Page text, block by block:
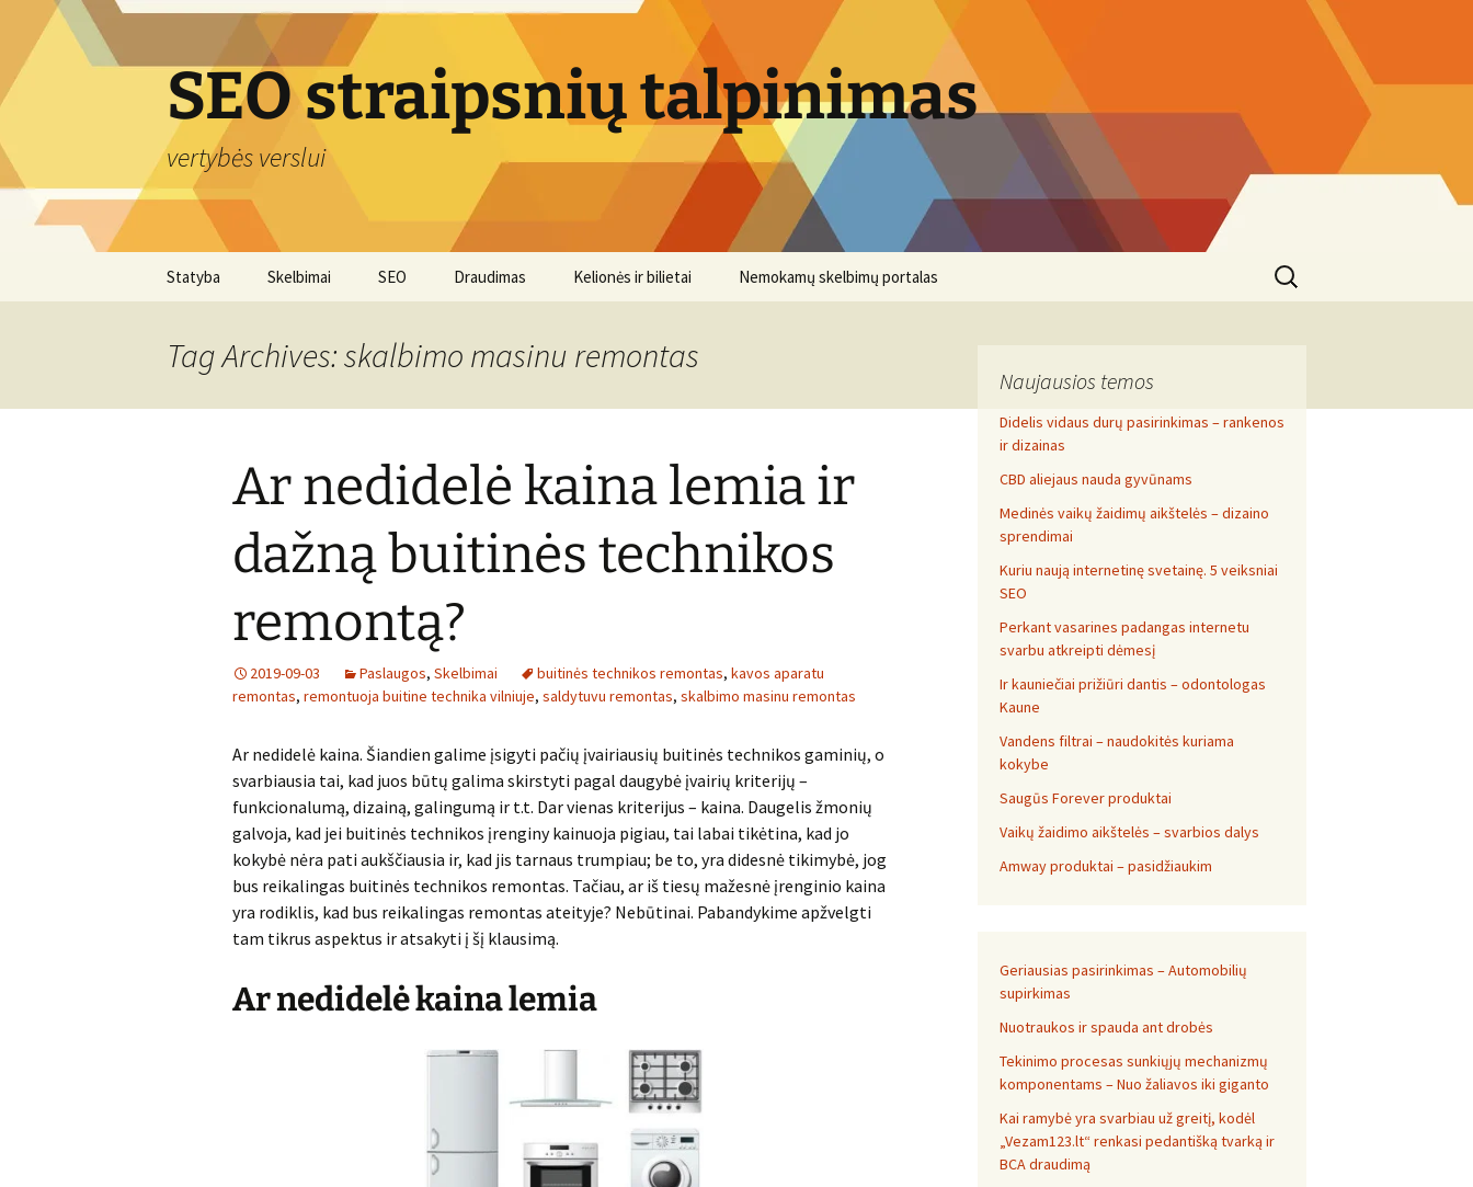
content
SEO straipsnių talpinimas
vertybės verslui
Statyba Skelbimai SEO Draudimas Kelionės ir bilietai Nemokamų skelbimų portalas
Search
for:
Tag Archives: skalbimo masinu remontas
Ar nedidelė kaina lemia ir
dažną buitinės technikos
remontą?
2019-09-03 Paslaugos, Skelbimai buitinės technikos remontas, kavos aparatu
remontas, remontuoja buitine technika vilniuje, saldytuvu remontas, skalbimo masinu remontas
Ar nedidelė kaina. Šiandien galime įsigyti pačių įvairiausių buitinės technikos gaminių, o
svarbiausia tai, kad juos būtų galima skirstyti pagal daugybė įvairių kriterijų –
funkcionalumą, dizainą, galingumą ir t.t. Dar vienas kriterijus – kaina. Daugelis žmonių
galvoja, kad jei buitinės technikos įrenginy kainuoja pigiau, tai labai tikėtina, kad jo
kokybė nėra pati aukščiausia ir, kad jis tarnaus trumpiau; be to, yra didesnė tikimybė, jog
bus reikalingas buitinės technikos remontas. Tačiau, ar iš tiesų mažesnė įrenginio kaina
yra rodiklis, kad bus reikalingas remontas ateityje? Nebūtinai. Pabandykime apžvelgti
tam tikrus aspektus ir atsakyti į šį klausimą.
Ar nedidelė kaina lemia
Naujausios temos
Didelis vidaus durų pasirinkimas – rankenos
ir dizainas
CBD aliejaus nauda gyvūnams
Medinės vaikų žaidimų aikštelės – dizaino
sprendimai
Kuriu naują internetinę svetainę. 5 veiksniai
SEO
Perkant vasarines padangas internetu
svarbu atkreipti dėmesį
Ir kauniečiai prižiūri dantis – odontologas
Kaune
Vandens filtrai – naudokitės kuriama
kokybe
Saugūs Forever produktai
Vaikų žaidimo aikštelės – svarbios dalys
Amway produktai – pasidžiaukim
Geriausias pasirinkimas – Automobilių
supirkimas
Nuotraukos ir spauda ant drobės
Tekinimo procesas sunkiųjų mechanizmų
komponentams – Nuo žaliavos iki giganto
Kai ramybė yra svarbiau už greitį, kodėl
„Vezam123.lt“ renkasi pedantišką tvarką ir
BCA draudimą